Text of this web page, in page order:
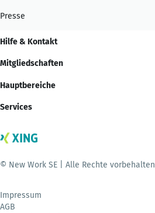
Presse
Hilfe & Kontakt
Mitgliedschaften
Hauptbereiche
Services
© New Work SE | Alle Rechte vorbehalten
Impressum
AGB